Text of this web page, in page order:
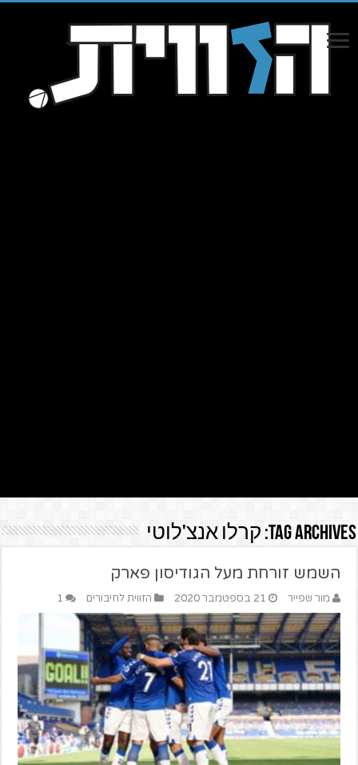
Tag Archives: קרלו אנצ'לוטי
השמש זורחת מעל הגודיסון פארק
מור שפייר 21 בספטמבר 2020 הזווית לחיבורים 1